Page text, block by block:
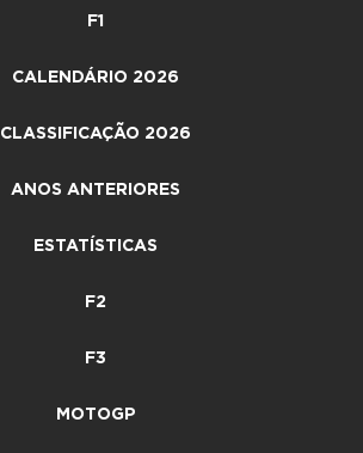
F1
CALENDÁRIO 2026
CLASSIFICAÇÃO 2026
ANOS ANTERIORES
ESTATÍSTICAS
F2
F3
MOTOGP